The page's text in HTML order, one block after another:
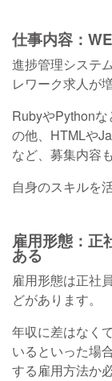
仕事内容：
進捗管理システ
レワーク求人が
RubyやPython
の他、HTMLや
など、募集内容
自身のスキルを
雇用形態：正
ある
雇用形態は正社
どがあります。
年収に差はなく
いるといった場
する雇用方法か